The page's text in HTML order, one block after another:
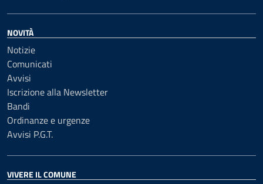
NOVITÀ
Notizie
Comunicati
Avvisi
Iscrizione alla Newsletter
Bandi
Ordinanze e urgenze
Avvisi P.G.T.
VIVERE IL COMUNE